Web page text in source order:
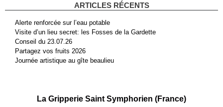
ARTICLES RÉCENTS
Alerte renforcée sur l’eau potable
Visite d’un lieu secret: les Fosses de la Gardette
Conseil du 23.07.26
Partagez vos fruits 2026
Journée artistique au gîte beaulieu
La Gripperie Saint Symphorien (France)